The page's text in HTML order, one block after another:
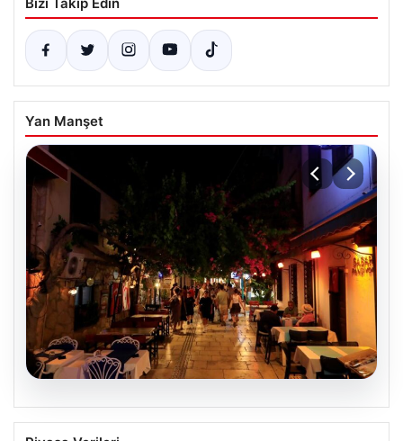
Yan Manşet
Normalde 500 kişi yaşıyor, yaz